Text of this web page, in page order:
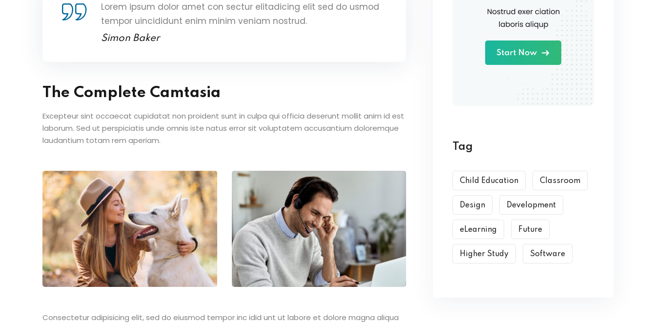
Lorem ipsum dolor amet con sectur elitadicing elit sed do usmod
tempor uincididunt enim minim veniam nostrud.
Simon Baker
The Complete Camtasia
Excepteur sint occaecat cupidatat non proident sunt in culpa qui officia deserunt mollit anim id est
laborum. Sed ut perspiciatis unde omnis iste natus error sit voluptatem accusantium doloremque
laudantium totam rem aperiam.
Consectetur adipisicing elit, sed do eiusmod tempor inc idid unt ut labore et dolore magna aliqua
Tag
Child Education Classroom
Design Development
eLearning Future
Higher Study Software